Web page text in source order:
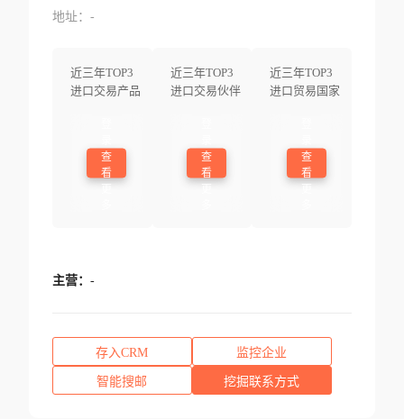
地址：-
近三年TOP3
进口交易产品
查
看
近三年TOP3
进口交易伙伴
查
看
近三年TOP3
进口贸易国家
查
看
主营： -
存入CRM 监控企业
智能搜邮 挖掘联系方式